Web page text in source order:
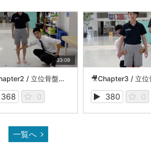
33:09
🎥Chapter2 / 立位骨盤回旋テストと歩行評価の実際（K-1の復習）
368 0 380 0
一覧へ